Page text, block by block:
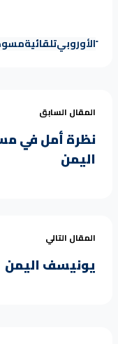
الأوروبيتلقائية
المقال السابق
نظرة أمل في
اليمن
المقال التالي
يونيسف اليمن